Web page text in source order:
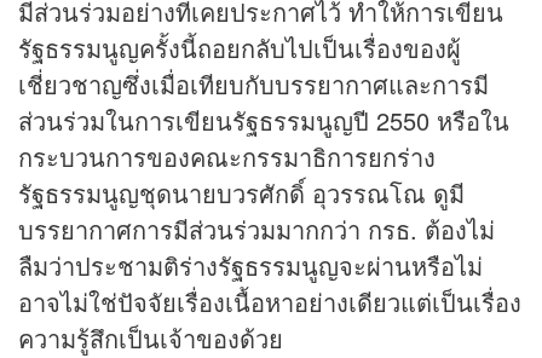
มีส่วนร่วมอย่างที่เคยประกาศไว้ ทำให้การเขียน
รัฐธรรมนูญครั้งนี้ถอยกลับไปเป็นเรื่องของผู้
เชี่ยวชาญซึ่งเมื่อเทียบกับบรรยากาศและการมี
ส่วนร่วมในการเขียนรัฐธรรมนูญปี 2550 หรือใน
กระบวนการของคณะกรรมาธิการยกร่าง
รัฐธรรมนูญชุดนายบวรศักดิ์ อุวรรณโณ ดูมี
บรรยากาศการมีส่วนร่วมมากกว่า กรธ. ต้องไม่
ลืมว่าประชามติร่างรัฐธรรมนูญจะผ่านหรือไม่
อาจไม่ใช่ปัจจัยเรื่องเนื้อหาอย่างเดียวแต่เป็นเรื่อง
ความรู้สึกเป็นเจ้าของด้วย